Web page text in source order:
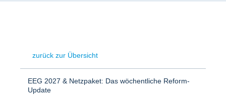
zurück zur Übersicht
EEG 2027 & Netzpaket: Das wöchentliche Reform-
Update